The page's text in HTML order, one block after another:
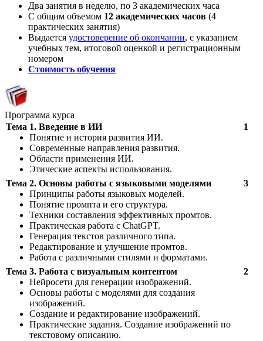
Два занятия в неделю, по 3 академических часа
С общим объемом 12 академических часов (4
практических занятия)
Выдается удостоверение об окончании, с указанием
учебных тем, итоговой оценкой и регистрационным
номером
Стоимость обучения
Программа курса
Тема 1. Введение в ИИ
Понятие и история развития ИИ.
Современные направления развития.
Области применения ИИ.
Этические аспекты использования.
1
Тема 2. Основы работы с языковыми моделями
Принципы работы языковых моделей.
Понятие промпта и его структура.
Техники составления эффективных промтов.
Практическая работа с ChatGPT.
Генерация текстов различного типа.
Редактирование и улучшение промтов.
Работа с различными стилями и форматами.
3
Тема 3. Работа с визуальным контентом
Нейросети для генерации изображений.
Основы работы с моделями для создания
изображений.
Создание и редактирование изображений.
Практические задания. Создание изображений по
текстовому описанию.
2